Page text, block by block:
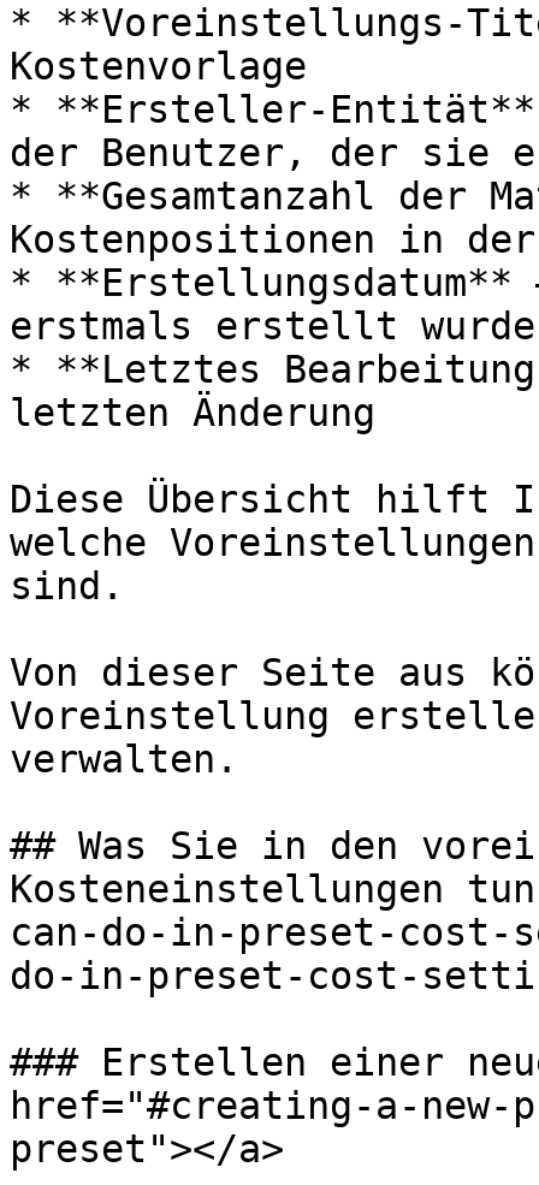
* **Voreinstellungs-
Kostenvorlage
* **Ersteller-Entität**
der Benutzer, der sie
* **Gesamtanzahl der
Kostenpositionen in
* **Erstellungsdatum**
erstmals erstellt wurde
* **Letztes
letzten Änderung
Diese Übersicht hilft
welche
sind.
Von dieser Seite aus
Voreinstellung
verwalten.
## Was Sie in den
Kosteneinstellungen
can-do-in-preset-cost-
do-in-preset-cost-
### Erstellen einer
href="#creating-a-
preset"></a>